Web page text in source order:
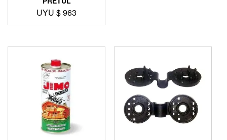
UYU $963